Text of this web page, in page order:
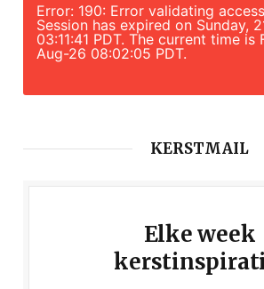
Error: 190: Error validating
Session has expired on Sunday,
03:11:41 PDT. The current time is
Aug-26 08:02:05 PDT.
KERSTMAIL
Elke week